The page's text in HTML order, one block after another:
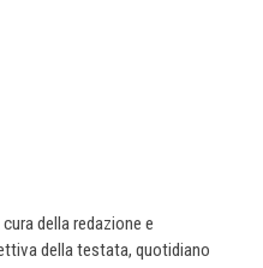
della redazione e
della testata, quotidiano